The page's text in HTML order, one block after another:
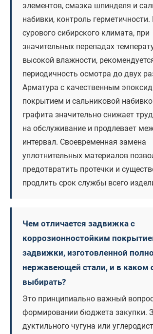
элементов, смазка шпинделя и
набивки, контроль герметичности.
сурового сибирского климата, при
значительных перепадах
высокой влажности,
периодичность осмотра до двух
Арматура с качественным
покрытием и сальниковой
графита значительно снижает
на обслуживание и продлевает
интервал. Своевременная замена
уплотнительных материалов
предотвратить протечки и
продлить срок службы всего
Чем отличается задвижка с
коррозионностойким
задвижки, изготовленной
нержавеющей стали, и в каком
выбирать?
Это принципиально важный
формировании бюджета закупки.
дуктильного чугуна или